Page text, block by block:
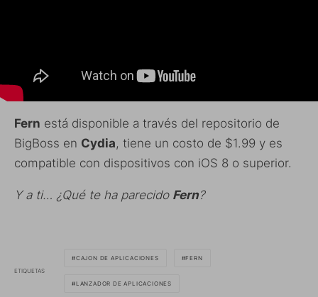
Fern está disponible a través del repositorio de
BigBoss en Cydia, tiene un costo de $1.99 y es
compatible con dispositivos con iOS 8 o superior.
Y a ti… ¿Qué te ha parecido Fern?
ETIQUETAS
CAJON DE APLICACIONES FERN
LANZADOR DE APLICACIONES